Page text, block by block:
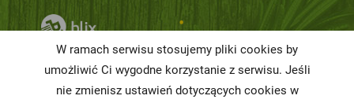
żywności
Informacja o
W ramach serwisu stosujemy pliki cookies by
umożliwić Ci wygodne korzystanie z serwisu. Jeśli
nie zmienisz ustawień dotyczących cookies w